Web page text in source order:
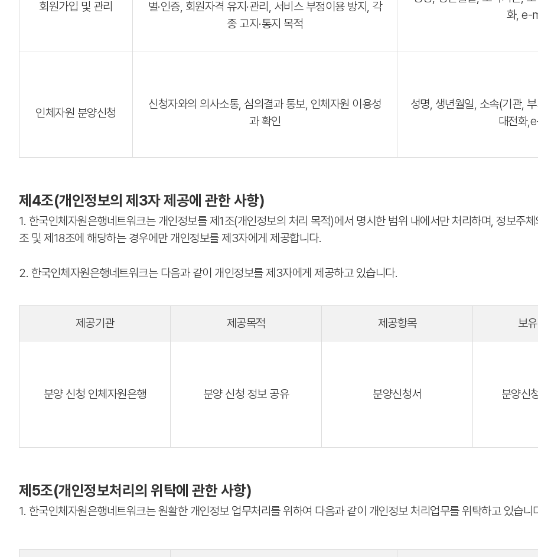
회원가입 및 관리
별·인증, 회원자격 유지·관리, 서비스 부정이용 방지, 각
종 고지·통지 목적
화, e-
인체자원 분양신청
신청자와의 의사소통, 심의결과 통보, 인체자원 이용성
과 확인
성명, 생년월일, 소속(기관,
대전화
제4조(개인정보의 제3자 제공에 관한 사항)
1. 한국인체자원은행네트워크는 개인정보를 제1조(개인정보의 처리 목적)에서 명시한 범위 내에서만 처리하며, 정보주체
조 및 제18조에 해당하는 경우에만 개인정보를 제3자에게 제공합니다.
2. 한국인체자원은행네트워크는 다음과 같이 개인정보를 제3자에게 제공하고 있습니다.
제공기관 제공목적 제공항목 보
분양 신청 인체자원은행 분양 신청 정보 공유 분양신청서 분양신
제5조(개인정보처리의 위탁에 관한 사항)
1. 한국인체자원은행네트워크는 원활한 개인정보 업무처리를 위하여 다음과 같이 개인정보 처리업무를 위탁하고 있습니